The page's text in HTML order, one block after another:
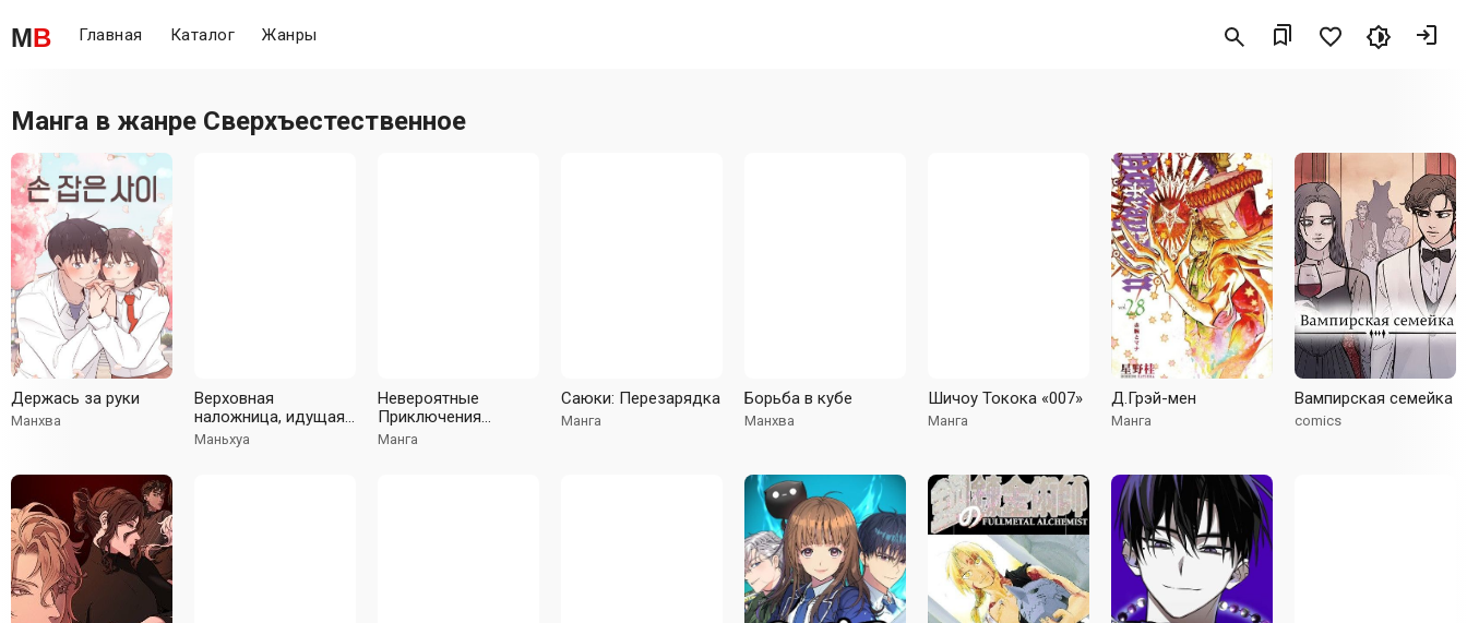
MB Главная Каталог Жанры
Манга в жанре Сверхъестественное
Держась за руки
Манхва
Верховная
наложница, идущая
против небес
Маньхуа
Невероятные
Приключения
ДжоДжо Часть 7:
Манга
Саюки: Перезарядка
Манга
Борьба в кубе
Манхва
Шичоу Токока «007»
Манга
Д.Грэй-мен
Манга
Вампирская семейка
comics